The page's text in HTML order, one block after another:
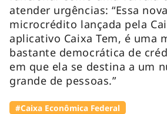
atender urgências: “Essa
microcrédito lançada pela
aplicativo Caixa Tem, é uma
bastante democrática de
em que ela se destina a um
grande de pessoas.”
#Caixa Econômica Federal